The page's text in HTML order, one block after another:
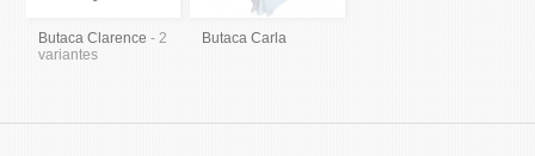
Butaca Clarence- 2
variantes
Butaca Carla